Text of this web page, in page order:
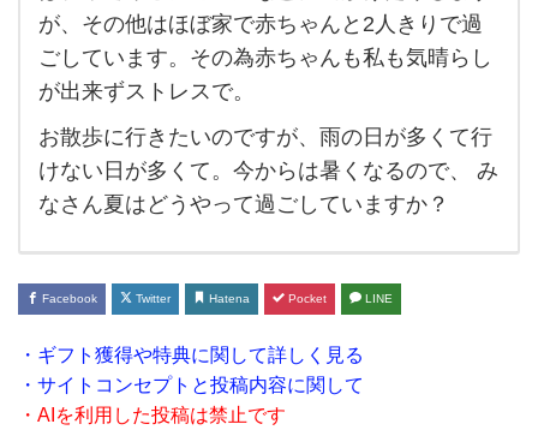
ゃ
ん
と
の過
ご
し方
い
て質
問さ
せ
が、その他はほぼ家で赤ちゃんと2人きりで過
ごしています。その為赤ちゃんも私も気晴らし
が出来ずストレスで。
お散歩に行きたいのですが、雨の日が多くて行
けない日が多くて。今からは暑くなるので、 み
なさん夏はどうやって過ごしていますか？
Facebook Twitter Hatena Pocket LINE
・ギフト獲得や特典に関して詳しく見る
・サイトコンセプトと投稿内容に関して
・AIを利用した投稿は禁止です